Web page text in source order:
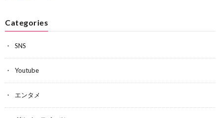
Categories
SNS
Youtube
エンタメ